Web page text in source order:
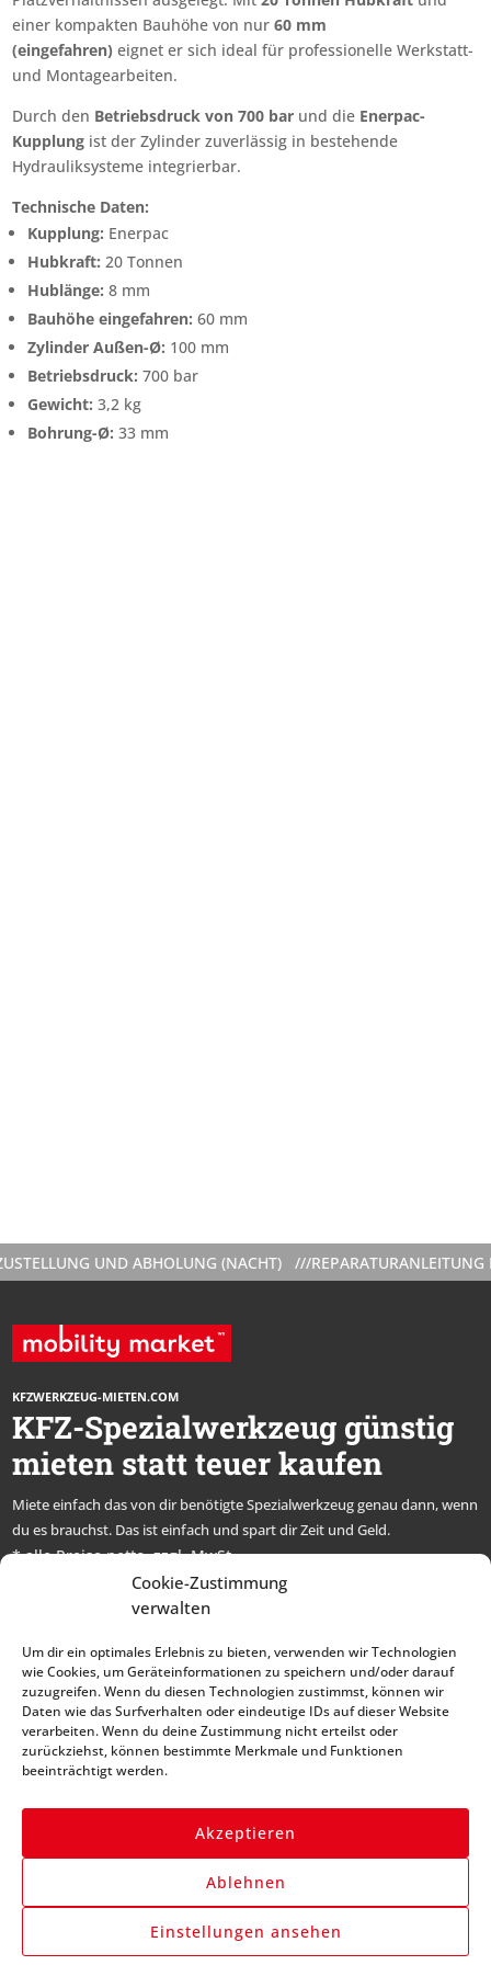
Cookie-Zustimmung
verwalten
Um dir ein optimales Erlebnis zu bieten, verwenden wir Technologien
wie Cookies, um Geräteinformationen zu speichern und/oder darauf
zuzugreifen. Wenn du diesen Technologien zustimmst, können wir
Daten wie das Surfverhalten oder eindeutige IDs auf dieser Website
verarbeiten. Wenn du deine Zustimmung nicht erteilst oder
zurückziehst, können bestimmte Merkmale und Funktionen
beeinträchtigt werden.
Akzeptieren
Ablehnen
Einstellungen ansehen
einer kompakten Bauhöhe von nur60 mm
(eingefahren) eignet er sich ideal für professionelle Werkstatt-
und Montagearbeiten.
Durch den Betriebsdruck von 700 bar und die Enerpac-
Kupplung ist der Zylinder zuverlässig in bestehende
Hydrauliksysteme integrierbar.
Technische Daten:
Kupplung: Enerpac
Hubkraft: 20 Tonnen
Hublänge: 8 mm
Bauhöhe eingefahren: 60 mm
Zylinder Außen-Ø: 100 mm
Betriebsdruck: 700 bar
Gewicht: 3,2 kg
Bohrung-Ø: 33 mm
UND ABHOLUNG (NACHT) /// REPARATURANLEITUNG
KFZWERKZEUG-MIETEN.COM
KFZ-Spezialwerkzeug günstig
mieten statt teuer kaufen
Miete einfach das von dir benötigte Spezialwerkzeug genau dann, wenn
du es brauchst. Das ist einfach und spart dir Zeit und Geld.
* alle Preise netto, zzgl. MwSt.
Abonniere unseren
Newsletter und bleibe
immer auf dem Laufenden
Anmelden